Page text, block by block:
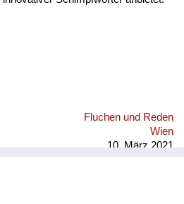
Fluchen und Reden
Wien
10. März 2021